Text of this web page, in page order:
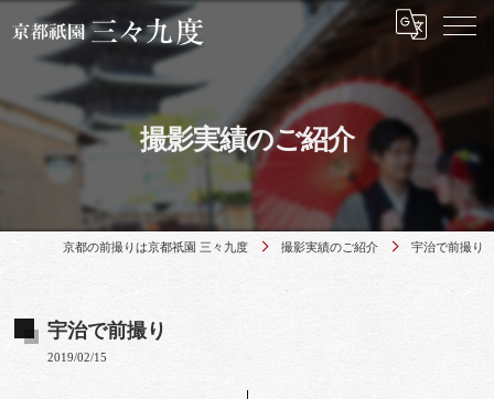
撮影実績のご紹介
京都の前撮りは京都祇園 三々九度 撮影実績のご紹介 宇治で前撮り
宇治で前撮り
2019/02/15